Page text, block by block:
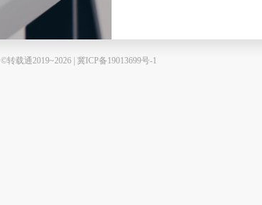
©转载通2019~2026 | 冀ICP备19013699号-1